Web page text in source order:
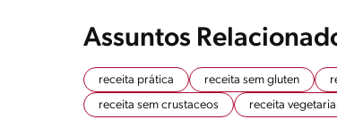
Assuntos
receita prática receita sem gluten
receita sem crustaceos
receita